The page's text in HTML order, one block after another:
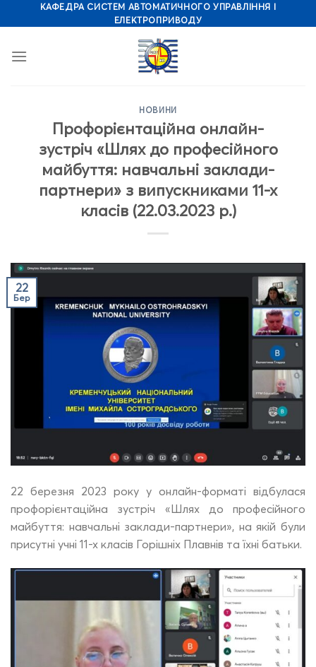
to
КАФЕДРА СИСТЕМ АВТОМАТИЧНОГО УПРАВЛІННЯ І
ЕЛЕКТРОПРИВОДУ
НОВИНИ
Профорієнтаційна онлайн-
зустріч «Шлях до професійного
майбуття: навчальні заклади-
партнери» з випускниками 11-х
класів (22.03.2023 р.)
22
Бер
22 березня 2023 року у онлайн-форматі відбулася
профорієнтаційна зустріч «Шлях до професійного
майбуття: навчальні заклади-партнери», на якій були
присутні учні 11-х класів Горішніх Плавнів та їхні батьки.